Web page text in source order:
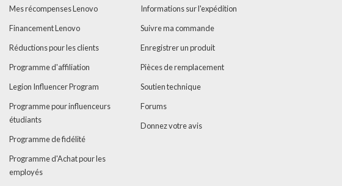
Mes récompenses Lenovo
Financement Lenovo
Réductions pour les clients
Programme d'affiliation
Legion Influencer Program
Programme pour influenceurs
étudiants
Programme de fidélité
Programme d'Achat pour les
employés
Informations sur l'expédition
Suivre ma commande
Enregistrer un produit
Pièces de remplacement
Soutien technique
Forums
Donnez votre avis